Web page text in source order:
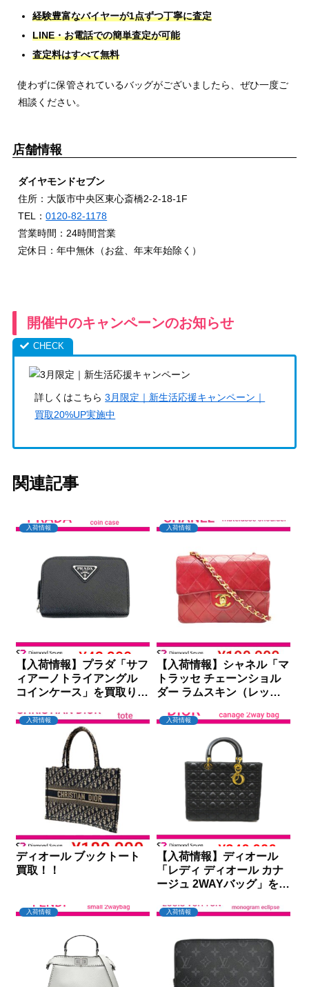
経験豊富なバイヤーが1点ずつ丁寧に査定
LINE・お電話での簡単査定が可能
査定料はすべて無料
使わずに保管されているバッグがございましたら、ぜひ一度ご
相談ください。
店舗情報
ダイヤモンドセブン
住所：大阪市中央区東心斎橋2-2-18-1F
TEL：0120-82-1178
営業時間：24時間営業
定休日：年中無休（お盆、年末年始除く）
開催中のキャンペーンのお知らせ
詳しくはこちら3月限定｜新生活応援キャンペーン｜
買取20%UP実施中
関連記事
入荷情報
【入荷情報】プラダ「サフ
ィアーノトライアングル
コインケース」を買取りし
ン
入荷情報
【入荷情報】シャネル「マ
トラッセ チェーンショル
ダー ラムスキン（レッ
ダイヤモンドセブン
入荷情報
ディオール ブックトート
買取！！
入荷情報
【入荷情報】ディオール
「レディ ディオール カナ
ージュ 2WAYバッグ」を買
ドセブン
入荷情報 入荷情報